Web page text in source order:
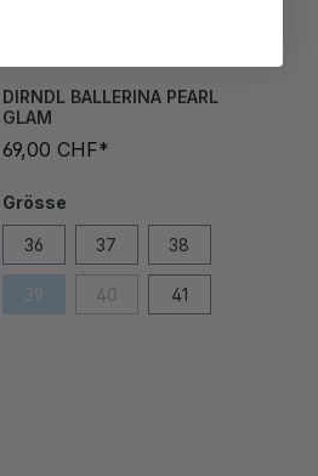
DIRNDL BALLERINA PEARL
GLAM
69,00 CHF*
39 40 41